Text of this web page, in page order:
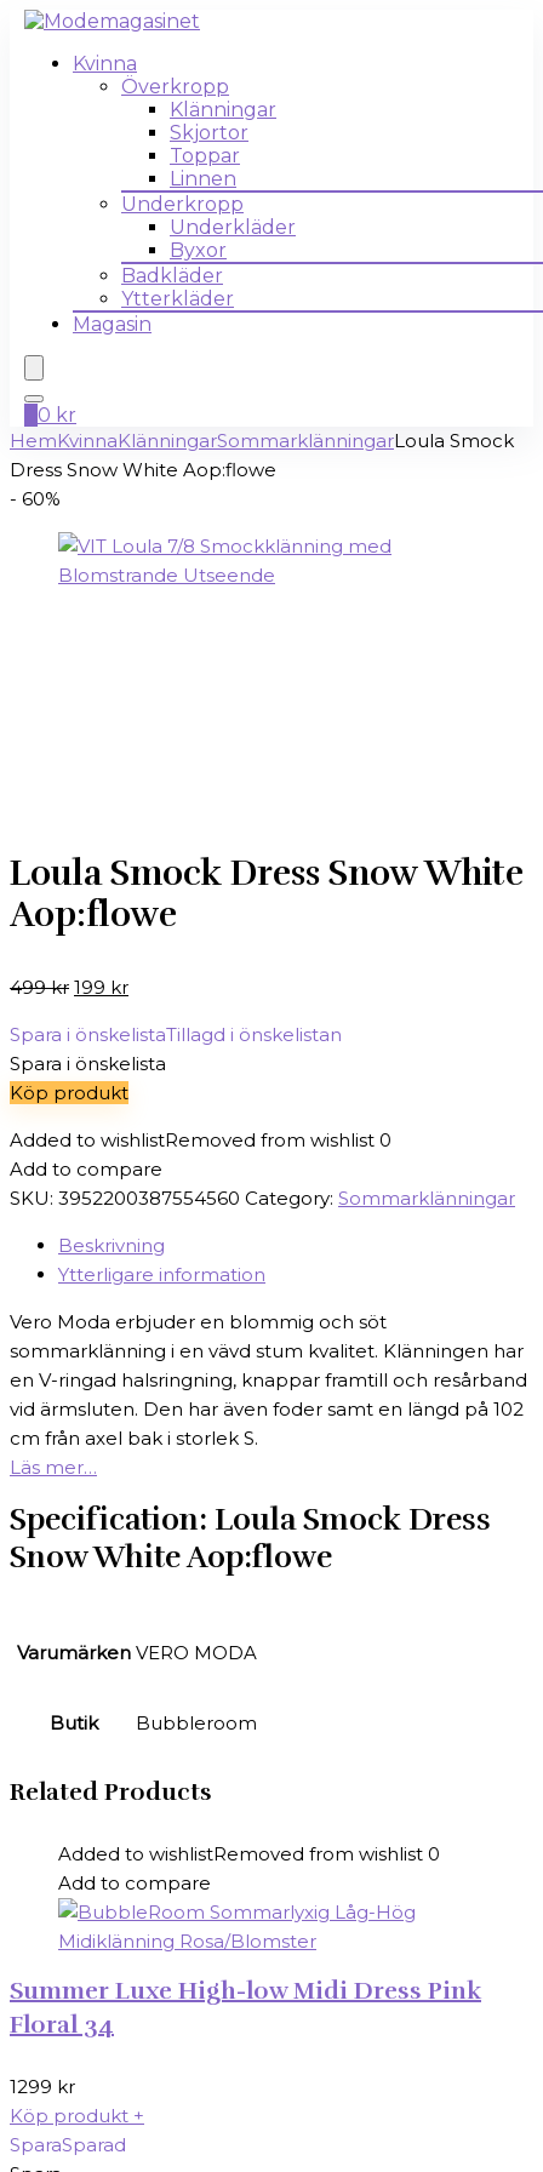
Kvinna
Överkropp
Klänningar
Skjortor
Toppar
Linnen
Underkropp
Underkläder
Byxor
Badkläder
Ytterkläder
Magasin
0 kr
HemKvinnaKlänningarSommarklänningarLoula Smock
Dress Snow White Aop:flowe
- 60%
Loula Smock Dress Snow White
Aop:flowe
499kr Det
priset
var:
499 kr.
199 krDet
priset
är:
199 kr.
Spara i önskelistaTillagd i önskelistan
Spara i önskelista
Köp produkt
Added to wishlistRemoved from wishlist 0
Add to compare
SKU: 3952200387554560 Category: Sommarklänningar
Beskrivning
Ytterligare information
Vero Moda erbjuder en blommig och söt
sommarklänning i en vävd stum kvalitet. Klänningen har
en V-ringad halsringning, knappar framtill och resårband
vid ärmsluten. Den har även foder samt en längd på 102
cm från axel bak i storlek S.
Läs mer…
Specification: Loula Smock Dress
Snow White Aop:flowe
Varumärken VERO MODA
Butik Bubbleroom
Related Products
Added to wishlistRemoved from wishlist 0
Add to compare
Summer Luxe High-low Midi Dress Pink
Floral 34
1299 kr
Köp produkt +
SparaSparad